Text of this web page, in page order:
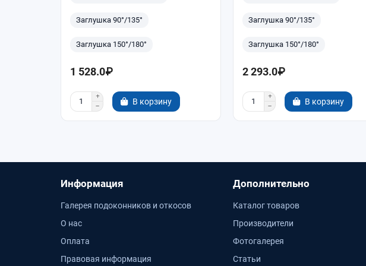
Заглушка 90°/135°
Заглушка 150°/180°
1 528.0₽
В корзину
Заглушка 90°/135°
Заглушка 150°/180°
2 293.0₽
В корзину
Информация
Галерея подоконников и откосов
О нас
Оплата
Правовая информация
Дополнительно
Каталог товаров
Производители
Фотогалерея
Статьи